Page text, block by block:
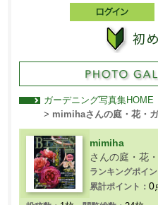
ガーデニング写真集HOME
> mimihaさんの庭・花・
mimiha
さんの庭・花
ランキングポイン
累計ポイント： 0